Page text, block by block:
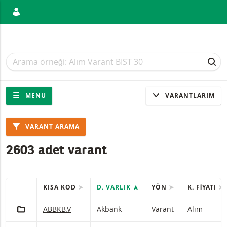
Arama
Arama
Gezinti
Sitede gezinti
MENU VARANTLARIM
Ürünler
VARANT ARAMA
2603 adet varant
(Seçilen) ürünleri içeren tablo.
HIZLI IŞLEMLER
KISA KOD D. VARLIK YÖN K. FIYATI
PORTFÖY'E EKLE
Akbank Varant Alım Zararı durdurma seviyesiyle 110
ABBKB.V Akbank Varant Alım